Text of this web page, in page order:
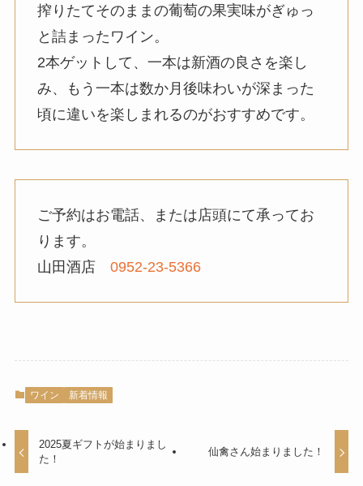
搾りたてそのままの葡萄の果実味がぎゅっ
と詰まったワイン。
2本ゲットして、一本は新酒の良さを楽し
み、もう一本は数か月後味わいが深まった
頃に違いを楽しまれるのがおすすめです。
ご予約はお電話、または店頭にて承ってお
ります。
山田酒店 0952-23-5366
ワイン 新着情報
2025夏ギフトが始まりまし
た！
仙禽さん始まりました！